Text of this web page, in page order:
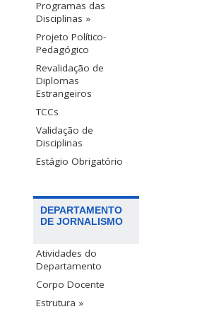
Programas das
Disciplinas »
Projeto Político-
Pedagógico
Revalidação de
Diplomas
Estrangeiros
TCCs
Validação de
Disciplinas
Estágio Obrigatório
DEPARTAMENTO
DE JORNALISMO
Atividades do
Departamento
Corpo Docente
Estrutura »